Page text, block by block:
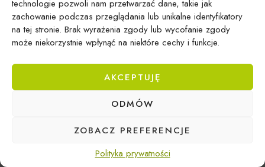
technologie pozwoli nam przetwarzać dane, takie jak
zachowanie podczas przeglądania lub unikalne identyfikatory
na tej stronie. Brak wyrażenia zgody lub wycofanie zgody
może niekorzystnie wpłynąć na niektóre cechy i funkcje.
AKCEPTUJĘ
ODMÓW
ZOBACZ PREFERENCJE
Polityka prywatności
górskie mogą przemienić Twoje wycieczki w
niezapomniane przygody!